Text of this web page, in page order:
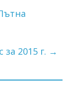
2015 г. →